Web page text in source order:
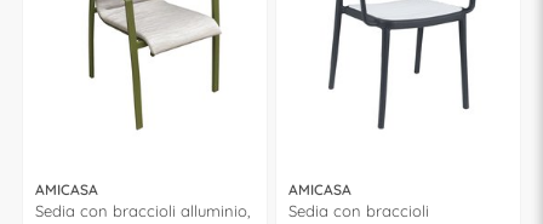
AMICASA
Sedia con braccioli alluminio,
AMICASA
Sedia con braccioli